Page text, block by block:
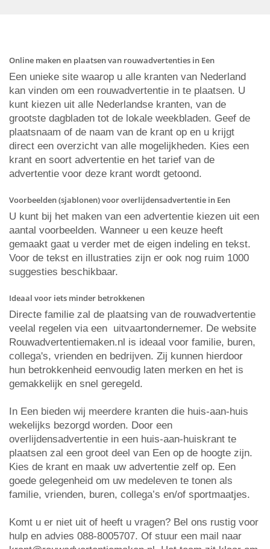
Online maken en plaatsen van rouwadvertenties in Een
Een unieke site waarop u alle kranten van Nederland
kan vinden om een rouwadvertentie in te plaatsen. U
kunt kiezen uit alle Nederlandse kranten, van de
grootste dagbladen tot de lokale weekbladen. Geef de
plaatsnaam of de naam van de krant op en u krijgt
direct een overzicht van alle mogelijkheden. Kies een
krant en soort advertentie en het tarief van de
advertentie voor deze krant wordt getoond.
Voorbeelden (sjablonen) voor overlijdensadvertentie in Een
U kunt bij het maken van een advertentie kiezen uit een
aantal voorbeelden. Wanneer u een keuze heeft
gemaakt gaat u verder met de eigen indeling en tekst.
Voor de tekst en illustraties zijn er ook nog ruim 1000
suggesties beschikbaar.
Ideaal voor iets minder betrokkenen
Directe familie zal de plaatsing van de rouwadvertentie
veelal regelen via een uitvaartondernemer. De website
Rouwadvertentiemaken.nl is ideaal voor familie, buren,
collega's, vrienden en bedrijven. Zij kunnen hierdoor
hun betrokkenheid eenvoudig laten merken en het is
gemakkelijk en snel geregeld.
In Een bieden wij meerdere kranten die huis-aan-huis
wekelijks bezorgd worden. Door een
overlijdensadvertentie in een huis-aan-huiskrant te
plaatsen zal een groot deel van Een op de hoogte zijn.
Kies de krant en maak uw advertentie zelf op. Een
goede gelegenheid om uw medeleven te tonen als
familie, vrienden, buren, collega’s en/of sportmaatjes.
Komt u er niet uit of heeft u vragen? Bel ons rustig voor
hulp en advies 088-8005707. Of stuur een mail naar